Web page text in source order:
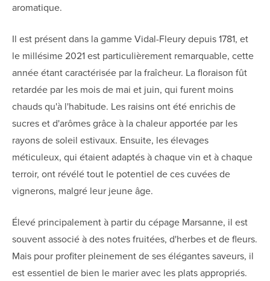
aromatique.
Il est présent dans la gamme Vidal-Fleury depuis 1781, et
le millésime 2021 est particulièrement remarquable, cette
année étant caractérisée par la fraîcheur. La floraison fût
retardée par les mois de mai et juin, qui furent moins
chauds qu'à l'habitude. Les raisins ont été enrichis de
sucres et d'arômes grâce à la chaleur apportée par les
rayons de soleil estivaux. Ensuite, les élevages
méticuleux, qui étaient adaptés à chaque vin et à chaque
terroir, ont révélé tout le potentiel de ces cuvées de
vignerons, malgré leur jeune âge.
Élevé principalement à partir du cépage Marsanne, il est
souvent associé à des notes fruitées, d'herbes et de fleurs.
Mais pour profiter pleinement de ses élégantes saveurs, il
est essentiel de bien le marier avec les plats appropriés.